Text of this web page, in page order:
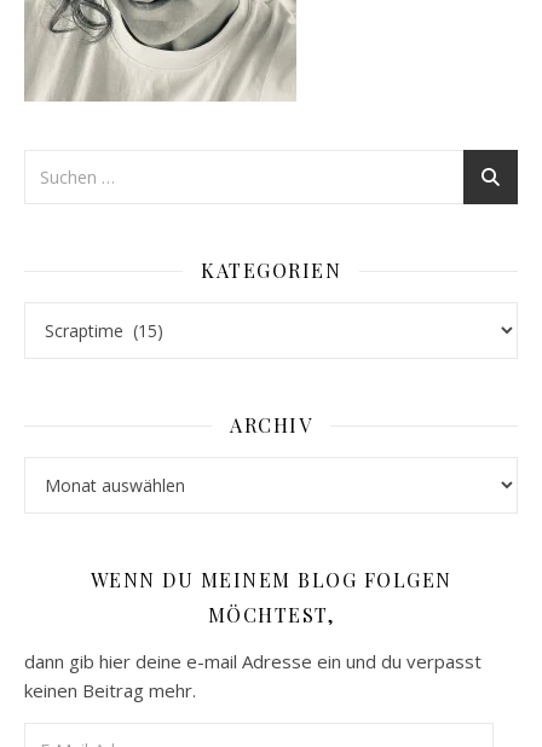
KATEGORIEN
ARCHIV
WENN DU MEINEM BLOG FOLGEN
MÖCHTEST,
dann gib hier deine e-mail Adresse ein und du verpasst
keinen Beitrag mehr.